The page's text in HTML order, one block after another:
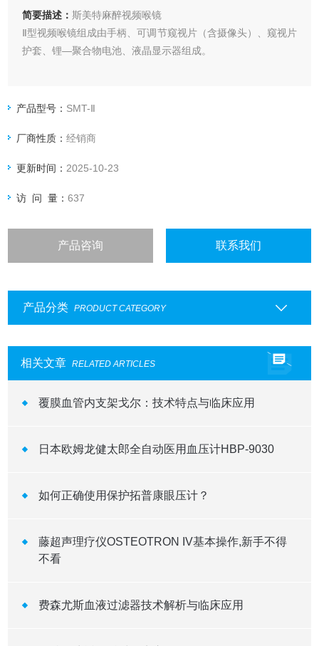
简要描述：斯美特麻醉视频喉镜
Ⅱ型视频喉镜组成由手柄、可调节窥视片（含摄像头）、窥视片
护套、锂—聚合物电池、液晶显示器组成。
产品型号： SMT-Ⅱ
厂商性质：经销商
更新时间： 2025-10-23
访 问 量：637
产品咨询 联系我们
产品分类 PRODUCT CATEGORY
相关文章 RELATED ARTICLES
覆膜血管内支架戈尔：技术特点与临床应用
日本欧姆龙健太郎全自动医用血压计HBP-9030
如何正确使用保护拓普康眼压计？
藤超声理疗仪OSTEOTRON IV基本操作,新手不得
不看
费森尤斯血液过滤器技术解析与临床应用